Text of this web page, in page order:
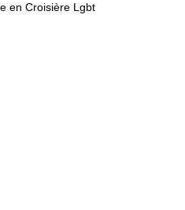
en Croisière Lgbt